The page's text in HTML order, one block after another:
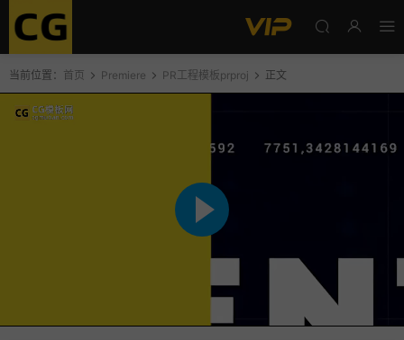
当前位置： 首页 Premiere PR工程模板prproj 正文